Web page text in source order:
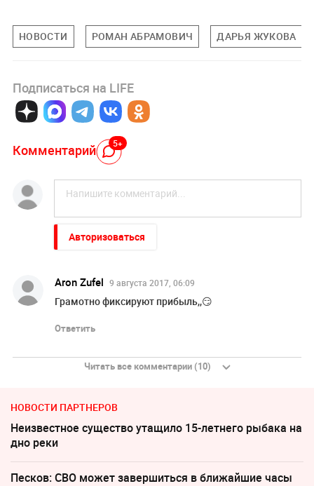
НОВОСТИ РОМАН АБРАМОВИЧ ДАРЬЯ ЖУКОВА
Подписаться на LIFE
Комментарий 5+
Авторизоваться
Aron Zufel 9 августа 2017, 06:09
Грамотно фиксируют прибыль,,😏
Ответить
Читать все комментарии (10)
НОВОСТИ ПАРТНЕРОВ
Неизвестное существо утащило 15-летнего рыбака на
дно реки
Песков: СВО может завершиться в ближайшие часы